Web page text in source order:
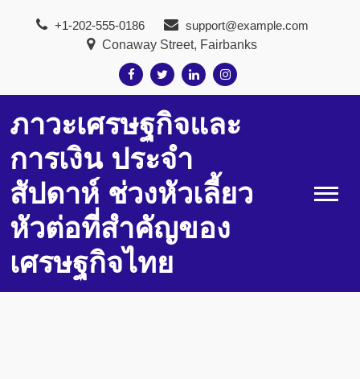
+1-202-555-0186
support@example.com
Conaway Street, Fairbanks
ภาวะเศรษฐกิจและ
การเงิน ประจำ
สัปดาห์ ช่วงหัวเลี้ยว
หัวต่อที่สำคัญของ
เศรษฐกิจไทย